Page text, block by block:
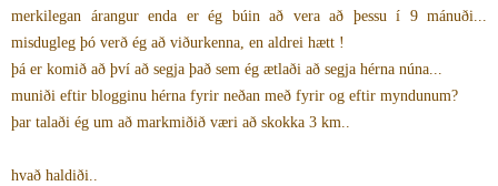
merkilegan árangur enda er ég búin að vera að þessu í 9 mánuði...
misdugleg þó verð ég að viðurkenna, en aldrei hætt !
þá er komið að því að segja það sem ég ætlaði að segja hérna núna...
muniði eftir blogginu hérna fyrir neðan með fyrir og eftir myndunum?
þar talaði ég um að markmiðið væri að skokka 3 km..
hvað haldiði..